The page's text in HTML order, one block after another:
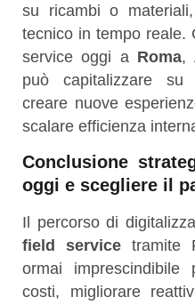
su ricambi o
tecnico in tempo reale.
service oggi a Roma,
può capitalizzare su
creare nuove
scalare efficienza
Conclusione
oggi e scegliere il
Il percorso di
field servicetramite
ormai
costi, migliorare